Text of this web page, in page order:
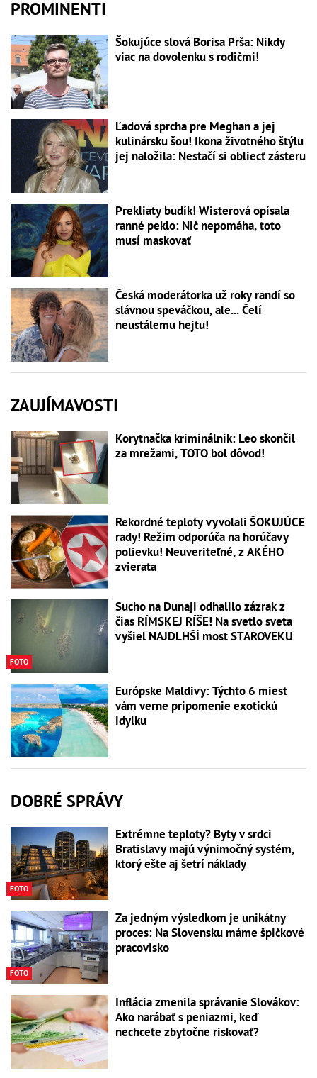
PROMINENTI
Šokujúce slová Borisa Prša: Nikdy
viac na dovolenku s rodičmi!
Ľadová sprcha pre Meghan a jej
kulinársku šou! Ikona životného štýlu
jej naložila: Nestačí si obliecť zásteru
Prekliaty budík! Wisterová opísala
ranné peklo: Nič nepomáha, toto
musí maskovať
Česká moderátorka už roky randí so
slávnou speváčkou, ale... Čelí
neustálemu hejtu!
ZAUJÍMAVOSTI
Korytnačka kriminálnik: Leo skončil
za mrežami, TOTO bol dôvod!
Rekordné teploty vyvolali ŠOKUJÚCE
rady! Režim odporúča na horúčavy
polievku! Neuveriteľné, z AKÉHO
zvierata
FOTO
Sucho na Dunaji odhalilo zázrak z
čias RÍMSKEJ RÍŠE! Na svetlo sveta
vyšiel NAJDLHŠÍ most STAROVEKU
Európske Maldivy: Týchto 6 miest
vám verne pripomenie exotickú
idylku
DOBRÉ SPRÁVY
FOTO
Extrémne teploty? Byty v srdci
Bratislavy majú výnimočný systém,
ktorý ešte aj šetrí náklady
FOTO
Za jedným výsledkom je unikátny
proces: Na Slovensku máme špičkové
pracovisko
Inflácia zmenila správanie Slovákov:
Ako narábať s peniazmi, keď
nechcete zbytočne riskovať?